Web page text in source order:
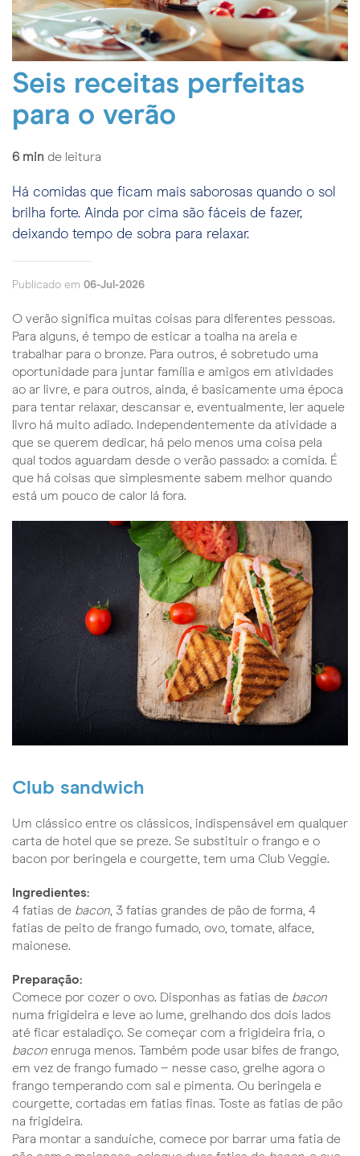
Seis receitas perfeitas
para o verão
6 min de leitura
Há comidas que ficam mais saborosas quando o sol
brilha forte. Ainda por cima são fáceis de fazer,
deixando tempo de sobra para relaxar.
Publicado em 06-Jul-2026
O verão significa muitas coisas para diferentes pessoas.
Para alguns, é tempo de esticar a toalha na areia e
trabalhar para o bronze. Para outros, é sobretudo uma
oportunidade para juntar família e amigos em atividades
ao ar livre, e para outros, ainda, é basicamente uma época
para tentar relaxar, descansar e, eventualmente, ler aquele
livro há muito adiado. Independentemente da atividade a
que se querem dedicar, há pelo menos uma coisa pela
qual todos aguardam desde o verão passado: a comida. É
que há coisas que simplesmente sabem melhor quando
está um pouco de calor lá fora.
Club sandwich
Um clássico entre os clássicos, indispensável em qualquer
carta de hotel que se preze. Se substituir o frango e o
bacon por beringela e courgette, tem uma Club Veggie.
Ingredientes:
4 fatias de bacon , 3 fatias grandes de pão de forma, 4
fatias de peito de frango fumado, ovo, tomate, alface,
maionese.
Preparação:
Comece por cozer o ovo. Disponhas as fatias de bacon
numa frigideira e leve ao lume, grelhando dos dois lados
até ficar estaladiço. Se começar com a frigideira fria, o
bacon enruga menos. Também pode usar bifes de frango,
em vez de frango fumado − nesse caso, grelhe agora o
frango temperando com sal e pimenta. Ou beringela e
courgette, cortadas em fatias finas. Toste as fatias de pão
na frigideira.
Para montar a sanduíche, comece por barrar uma fatia de